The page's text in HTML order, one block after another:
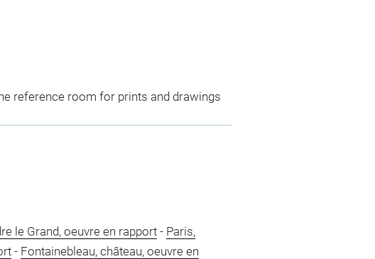
reference room for prints and drawings
le Grand, oeuvre en rapport- Paris,
- Fontainebleau, château, oeuvre en